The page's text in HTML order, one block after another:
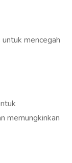
mencegah
memungkinkan